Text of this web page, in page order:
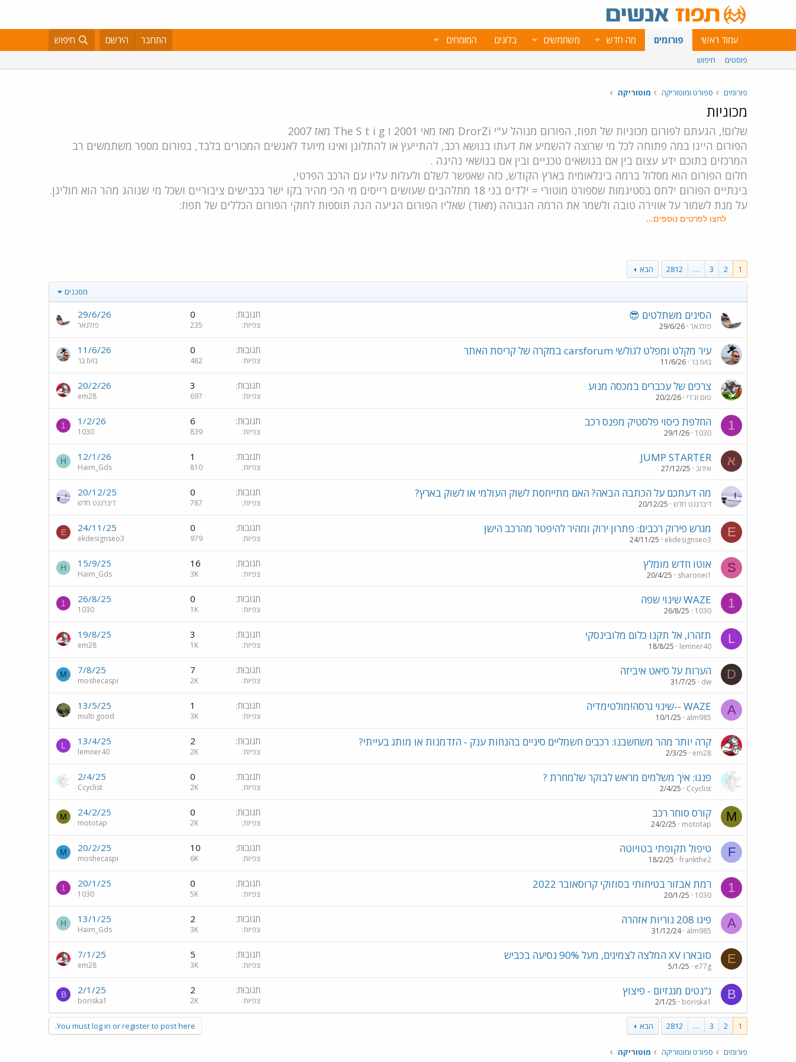
עמוד ראשי פורומים מה חדש משתמשים בלוגים המומחים התחבר הירשם חיפוש
פוסטים חיפוש
פורומים ספורט ומוטוריקה מוטוריקה
מכוניות
שלום!, הגעתם לפורום מכוניות של תפוז, הפורום מנוהל ע"י DrorZi מאז מאי 2001 ו The S t i g מאז 2007
הפורום היינו במה פתוחה לכל מי שרוצה להשמיע את דעתו בנושא רכב, להתייעץ או להתלונן ואינו מיועד לאנשים המכורים בלבד, בפורום מספר משתמשים רב
המרכזים בתוכם ידע עצום בין אם בנושאים טכניים ובין אם בנושאי נהיגה .
חלום הפורום הוא מסלול ברמה בינלאומית בארץ הקודש, כזה שאפשר לשלם ולעלות עליו עם הרכב הפרטי,
בינתיים הפורום ילחם בסטיגמות שספורט מוטורי = ילדים בני 18 מתלהבים שעושים רייסים מי הכי מהיר בקו ישר בכבישים ציבוריים ושכל מי שנוהג מהר הוא חוליגן.
על מנת לשמור על אווירה טובה ולשמר את הרמה הגבוהה (מאוד) שאליו הפורום הגיעה הנה תוספות לחוקי הפורום הכללים של תפוז:
לחצו לפרטים נוספים...
1
2
3
…
2812 הבא
מסננים
הסינים משתלטים 😎
פולגאר 29/6/26
תגובות 0
צפיות 235
29/6/26
פולגאר
עיר מקלט ומפלט לגולשי carsforum במקרה של קריסת האתר
בועז בר 11/6/26
תגובות 0
צפיות 482
11/6/26
בועז בר
צרכים של עכברים במכסה מנוע
טום וג'רי 20/2/26
תגובות 3
צפיות 697
20/2/26
em28
1 החלפת כיסוי פלסטיק מפנס רכב
1030
29/1/26
תגובות 6
צפיות 839
1/2/26
1030
1
א JUMP STARTER
אידוב 27/12/25
תגובות 1
צפיות 810
12/1/26
Haim_Gds
H
מה דעתכם על הכתבה הבאה? האם מתייחסת לשוק העולמי או לשוק בארץ?
דיברגנט חדש 20/12/25
תגובות 0
צפיות 787
20/12/25
דיברגנט חדש
E מגרש פירוק רכבים: פתרון ירוק ומהיר להיפטר מהרכב הישן
ekdesignseo3
24/11/25
תגובות 0
צפיות 979
24/11/25
ekdesignseo3
E
S אוטו חדש מומלץ
sharonei1
20/4/25
תגובות 16
צפיות 3K
15/9/25
Haim_Gds
H
1 WAZE שינוי שפה
1030
26/8/25
תגובות 0
צפיות 1K
26/8/25
1030
1
L תזהרו, אל תקנו כלום מלובינסקי
lemner40
18/8/25
תגובות 3
צפיות 1K
19/8/25
em28
D הערות על סיאט איביזה
dw
31/7/25
תגובות 7
צפיות 2K
7/8/25
moshecaspi
M
A WAZE --שינוי גרסה!מולטימדיה
alm985
10/1/25
תגובות 1
צפיות 3K
13/5/25
multi good
קרה יותר מהר משחשבנו: רכבים חשמליים סיניים בהנחות ענק - הזדמנות או מותג בעייתי?
em28
2/3/25
תגובות 2
צפיות 2K
13/4/25
lemner40
L
פנגו: איך משלמים מראש לבוקר שלמחרת ?
Ccyclist
2/4/25
תגובות 0
צפיות 2K
2/4/25
Ccyclist
M קורס סוחר רכב
mototap
24/2/25
תגובות 0
צפיות 2K
24/2/25
mototap
M
F טיפול תקופתי בטויוטה
frankthe2
18/2/25
תגובות 10
צפיות 6K
20/2/25
moshecaspi
M
1 רמת אבזור בטיחותי בסוזוקי קרוסאובר 2022
1030
20/1/25
תגובות 0
צפיות 5K
20/1/25
1030
1
A פיגו 208 נוריות אזהרה
alm985
31/12/24
תגובות 2
צפיות 3K
13/1/25
Haim_Gds
H
E סובארו XV המלצה לצמיגים, מעל 90% נסיעה בכביש
e77g
5/1/25
תגובות 5
צפיות 3K
7/1/25
em28
B ג"נטים מגנזיום - פיצוץ
boriska1
2/1/25
תגובות 2
צפיות 2K
2/1/25
boriska1
B
1
2
3
…
2812 הבא You must log in or register to post here.
פורומים ספורט ומוטוריקה מוטוריקה